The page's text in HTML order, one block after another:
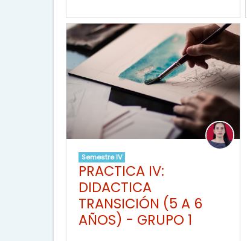
Semestre IV
PRACTICA IV:
DIDACTICA
TRANSICIÓN (5 A 6
AÑOS) - GRUPO 1